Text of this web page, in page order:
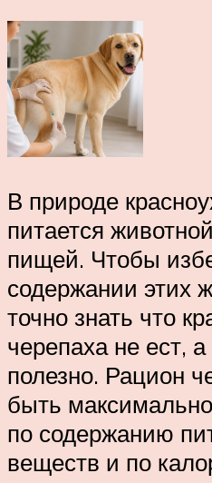
В природе
питается
пищей. Чтобы
содержании этих
точно знать что
черепаха не ест,
полезно. Рацион
быть
по содержанию
веществ и по